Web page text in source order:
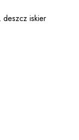
deszcz iskier